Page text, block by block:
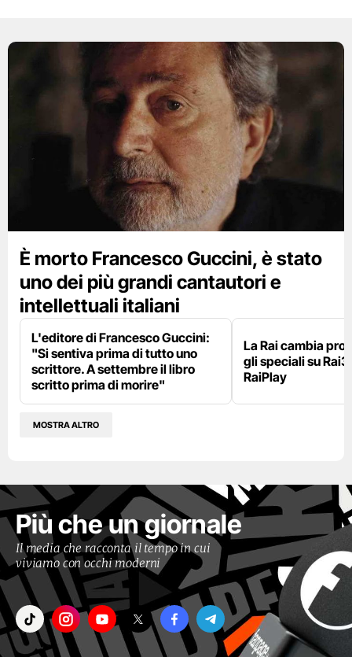
È morto Francesco Guccini, è stato
uno dei più grandi cantautori e
intellettuali italiani
L'editore di Francesco Guccini:
"Si sentiva prima di tutto uno
scrittore. A settembre il libro
scritto prima di morire"
La Rai cambia
gli speciali su
RaiPlay
MOSTRA ALTRO
Più che un giornale
Il media che racconta il tempo in cui
viviamo con occhi moderni